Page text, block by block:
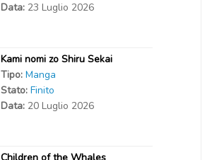
Data: 23 Luglio 2026
Kami nomi zo Shiru Sekai
Tipo: Manga
Stato: Finito
Data: 20 Luglio 2026